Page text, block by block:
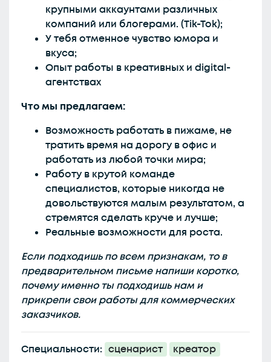
крупными аккаунтами различных
компаний или блогерами. (Tik-Tok);
У тебя отменное чувство юмора и
вкуса;
Опыт работы в креативных и digital-
агентствах
Что мы предлагаем:
Возможность работать в пижаме, не
тратить время на дорогу в офис и
работать из любой точки мира;
Работу в крутой команде
специалистов, которые никогда не
довольствуются малым результатом, а
стремятся сделать круче и лучше;
Реальные возможности для роста.
Если подходишь по всем признакам, то в
предварительном письме напиши коротко,
почему именно ты подходишь нам и
прикрепи свои работы для коммерческих
заказчиков.
Специальности: сценарист
креатор